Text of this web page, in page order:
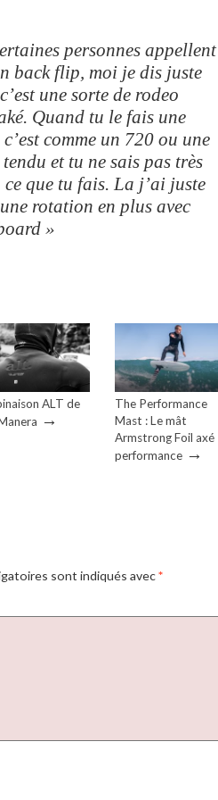
personnes appellent
back flip, moi je dis juste
une sorte de rodeo
Quand tu le fais une
comme un 720 ou une
et tu ne sais pas très
ce que tu fais. La j’ai juste
rotation en plus avec
»
ALT de
→
The Performance
Mast : Le mât
Armstrong Foil axé
performance →
sont indiqués avec*